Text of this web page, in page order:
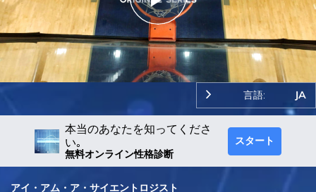
Play
Video
言語: JA
本当のあなたを知ってくださ
い｡
無料オンライン性格診断
スタート
アイ・アム・ア・サイエントロジスト